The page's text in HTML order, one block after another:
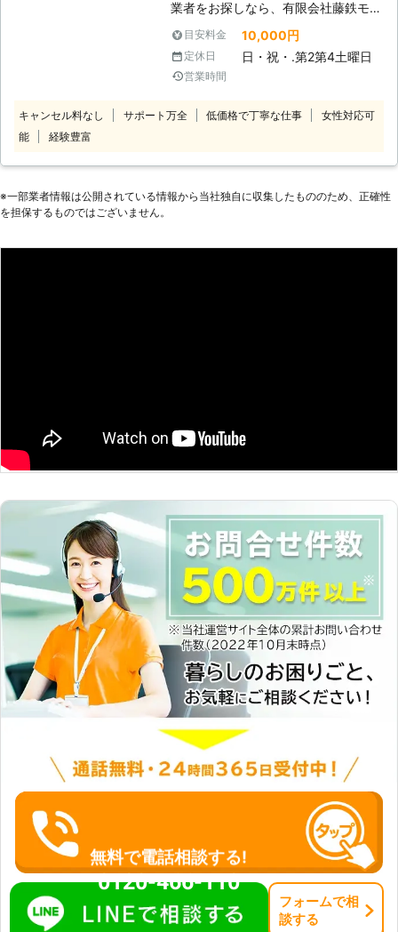
ッテリーが上がった時はぜひ弊社をご
利用くださいませ。
さい。 【バッテリー交換にも対
応！】 車バッテリー上がりの原因の
ひとつに、劣化があります。車のバッ
テリーにも寿命があり使用状況にもよ
りますが2～3年ほどといわれ、古く
なると上がりやすくなってしまうので
す。そんなときには車のバッテリー交
乗り方によって寿命はかわりますの
バッテリー交換後2-3年経っている。
関市 依頼内容；エンジンを付けたま
まにしたら、かからなくなった。 メ
ーカー：ニッサン 料金：12,100円 ※
税込価格です。 ※状況に応じて料金は
変動します。
業者をお探しなら、有限会社藤鉄モー
タースにお任せを！当店は盛岡市に拠
点をおき、市内で駆けつけ対応してい
ます。まずはご連絡からどう
ぞ。
30分！地元密着の当店にお任せを>
までスムーズです。車のバッテリー上
といえば私たち、有限会社藤鉄モータ
も車のスペシャリストが対応するから
日常のメンテナンスも当店にお任せ
市 依頼内容：ライトをつけっぱなし
にしたらエンジンがかからなくなっ
た。 メーカー：ホンダ 料金：7,700
円 ※税込価格です。 ※距離や対応内容
によって料金は変動します。
目安料金 10,000円
定休日 日・祝・.第2第4土曜日
営業時間
キャンセル料なし サポート万全 低価格で丁寧な仕事
女性対応可
能
経験豊富
※⼀部業者情報は公開されている情報から当社独⾃に収集したもののため、正確性
を担保するものではございません。
無料で電話相談する!
0120-466-110
フォームで相
談する